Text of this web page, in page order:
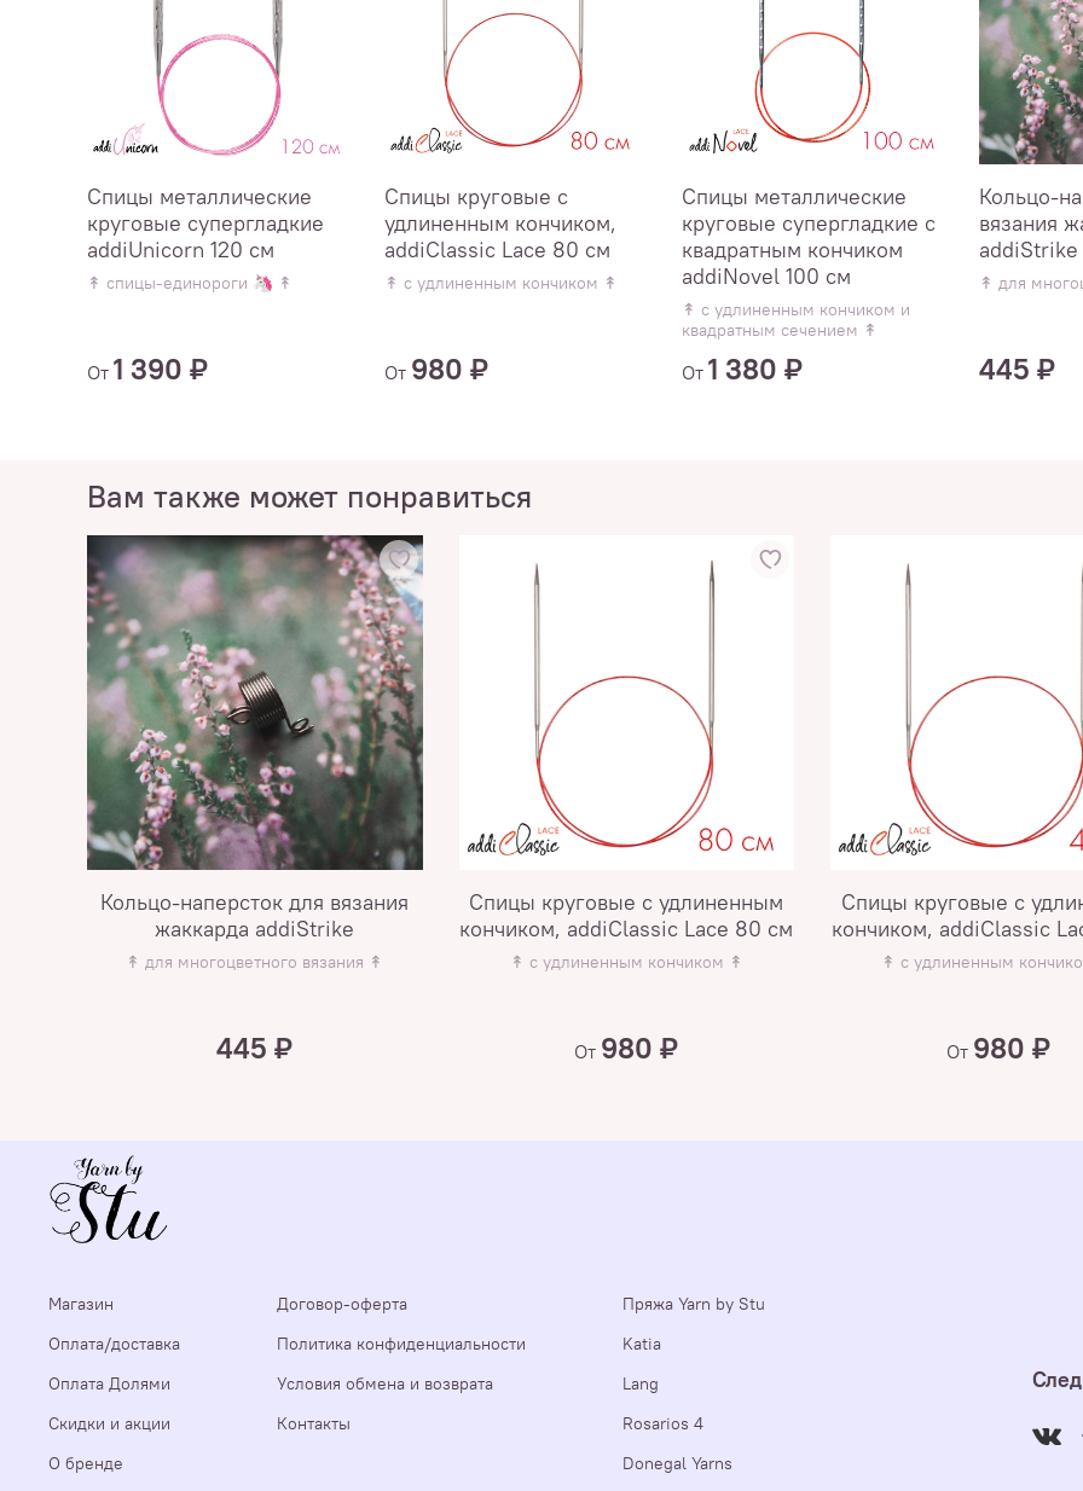
Спицы металлические
круговые супергладкие
addiUnicorn 120 см
↟ спицы-единороги 🦄 ↟
От 1 390 ₽
Спицы круговые с
удлиненным кончиком,
addiClassic Lace 80 см
↟ с удлиненным кончиком ↟
От 980 ₽
Спицы металлические
круговые супергладкие c
квадратным кончиком
addiNovel 100 см
↟ с удлиненным кончиком и
квадратным сечением ↟
От 1 380 ₽
Кольцо-
вязания
addiStrike
↟ для
445 ₽
Вам также может понравиться
Кольцо-наперсток для вязания
жаккарда addiStrike
↟ для многоцветного вязания ↟
445 ₽
Спицы круговые с удлиненным
кончиком, addiClassic Lace 80 см
↟ с удлиненным кончиком ↟
От 980 ₽
Спицы круговые с
кончиком, addiClassic
↟ с удлиненным
От 980 ₽
Магазин
Оплата/доставка
Оплата Долями
Скидки и акции
О бренде
Договор-оферта
Политика конфиденциальности
Условия обмена и возврата
Контакты
Пряжа Yarn by Stu
Katia
Lang
Rosarios 4
Donegal Yarns